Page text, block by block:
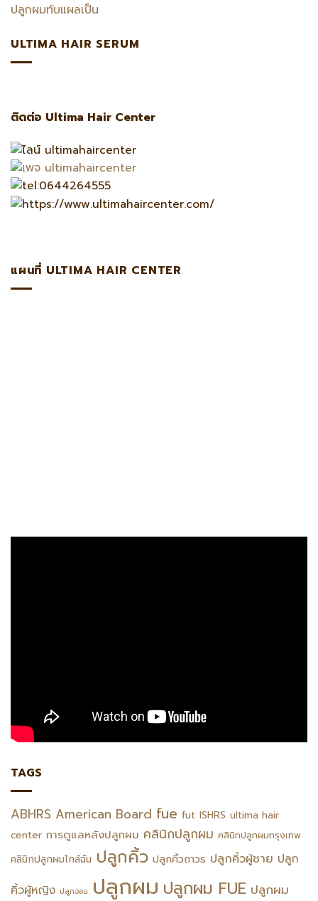
ปลูกผมทับแผลเป็น
ULTIMA HAIR SERUM
ติดต่อ Ultima Hair Center
แผนที่ ULTIMA HAIR CENTER
TAGS
ABHRS American Board fue fut ISHRS ultima hair
center การดูแลหลังปลูกผม คลินิกปลูกผม คลินิกปลูกผมกรุงเทพ
คลินิกปลูกผมไกล้ฉัน ปลูกคิ้ว ปลูกคิ้วถาวร ปลูกคิ้วผู้ชาย ปลูก
คิ้วผู้หญิง ปลูกจอน ปลูกผม ปลูกผม FUE ปลูกผม